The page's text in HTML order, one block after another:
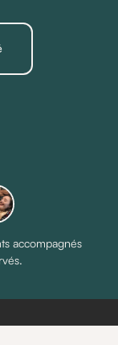
accompagnés